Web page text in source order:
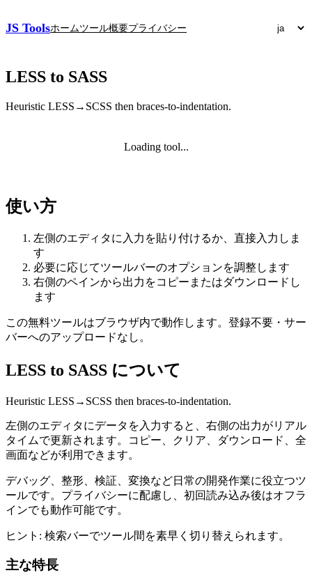
JS Toolsホームツール概要プライバシー
LESS to SASS
Heuristic LESS→SCSS then braces-to-indentation.
Loading tool...
使い方
左側のエディタに入力を貼り付けるか、直接入力しま
す
必要に応じてツールバーのオプションを調整します
右側のペインから出力をコピーまたはダウンロードし
ます
この無料ツールはブラウザ内で動作します。登録不要・サー
バーへのアップロードなし。
LESS to SASS について
Heuristic LESS→SCSS then braces-to-indentation.
左側のエディタにデータを入力すると、右側の出力がリアル
タイムで更新されます。コピー、クリア、ダウンロード、全
画面などが利用できます。
デバッグ、整形、検証、変換など日常の開発作業に役立つツ
ールです。プライバシーに配慮し、初回読み込み後はオフラ
インでも動作可能です。
ヒント: 検索バーでツール間を素早く切り替えられます。
主な特長